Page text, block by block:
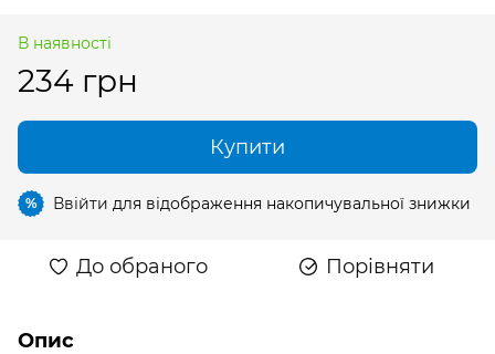
В наявності
234 грн
Купити
% Ввійти для відображення накопичувальної знижки
До обраного Порівняти
Опис